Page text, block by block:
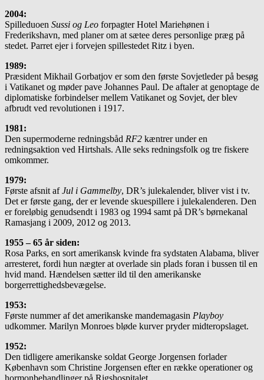
2004:
Spilleduoen Sussi og Leo forpagter Hotel Mariehønen i
Frederikshavn, med planer om at sætee deres personlige præg på
stedet. Parret ejer i forvejen spillestedet Ritz i byen.
1989:
Præsident Mikhail Gorbatjov er som den første Sovjetleder på besøg
i Vatikanet og møder pave Johannes Paul. De aftaler at genoptage de
diplomatiske forbindelser mellem Vatikanet og Sovjet, der blev
afbrudt ved revolutionen i 1917.
1981:
Den supermoderne redningsbåd RF2 kæntrer under en
redningsaktion ved Hirtshals. Alle seks redningsfolk og tre fiskere
omkommer.
1979:
Første afsnit afJul i Gammelby, DR’s julekalender, bliver vist i tv.
Det er første gang, der er levende skue­spillere i julekalenderen. Den
er foreløbig genudsendt i 1983 og 1994 samt på DR’s børnekanal
Ramasjang i 2009, 2012 og 2013.
1955 – 65 år siden:
Rosa Parks, en sort amerikansk kvinde fra sydstaten Alabama, bliver
arresteret, fordi hun nægter at over­lade sin plads foran i bussen til en
hvid mand. Hændelsen sætter ild til den amerikanske
borgerrettighedsbevægelse.
1953:
Første nummer af det amerikanske mandemagasin Playboy
udkommer. Marilyn Monroes bløde kurver pryder midteropslaget.
1952:
Den tidligere amerikanske soldat George Jorgensen forlader
København som Christine Jorgensen efter en række operationer og